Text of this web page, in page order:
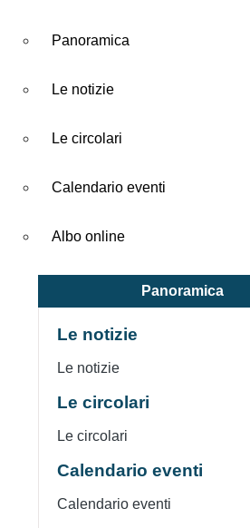
Panoramica
Le notizie
Le circolari
Calendario eventi
Albo online
Panoramica
Le notizie
Le notizie
Le circolari
Le circolari
Calendario eventi
Calendario eventi